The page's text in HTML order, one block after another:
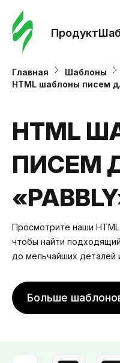
Продукт
Главная
Шаблоны
HTML шаблоны писем
HTML
ПИСЕМ
Просмотрите наши
чтобы найти
до мельчайших деталей
Больше